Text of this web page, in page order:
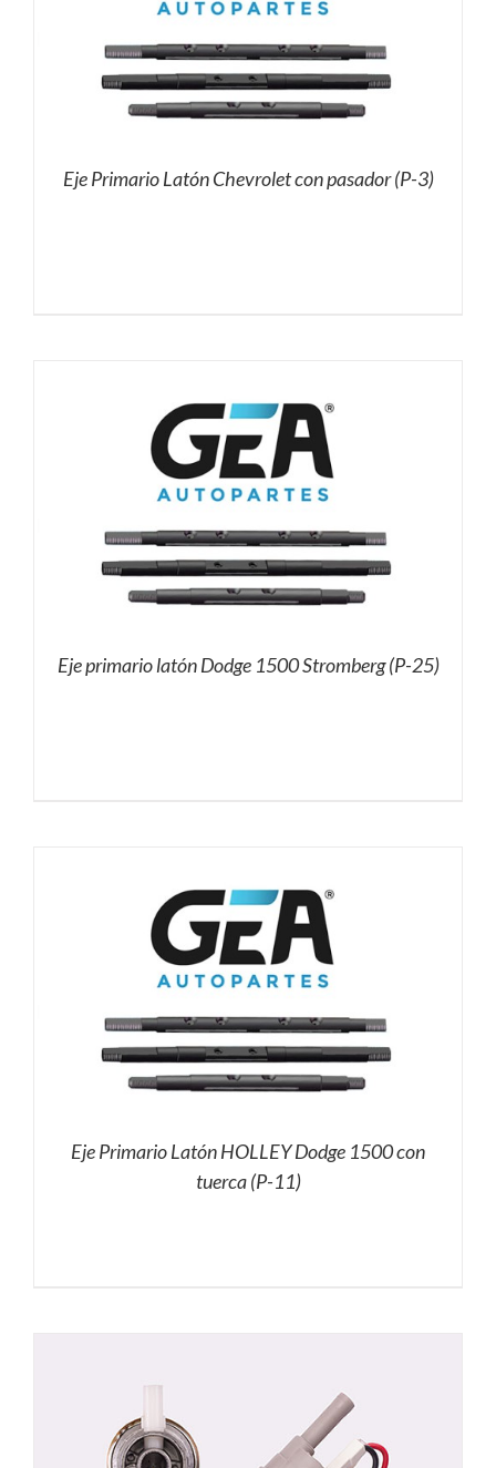
Eje Primario Latón Chevrolet con pasador (P-3)
Eje primario latón Dodge 1500 Stromberg (P-25)
Eje Primario Latón HOLLEY Dodge 1500 con
tuerca (P-11)